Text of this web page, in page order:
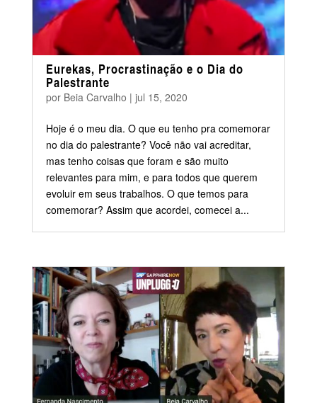
Eurekas, Procrastinação e o Dia do
Palestrante
por Beia Carvalho | jul 15, 2020
Hoje é o meu dia. O que eu tenho pra comemorar
no dia do palestrante? Você não vai acreditar,
mas tenho coisas que foram e são muito
relevantes para mim, e para todos que querem
evoluir em seus trabalhos. O que temos para
comemorar? Assim que acordei, comecei a...